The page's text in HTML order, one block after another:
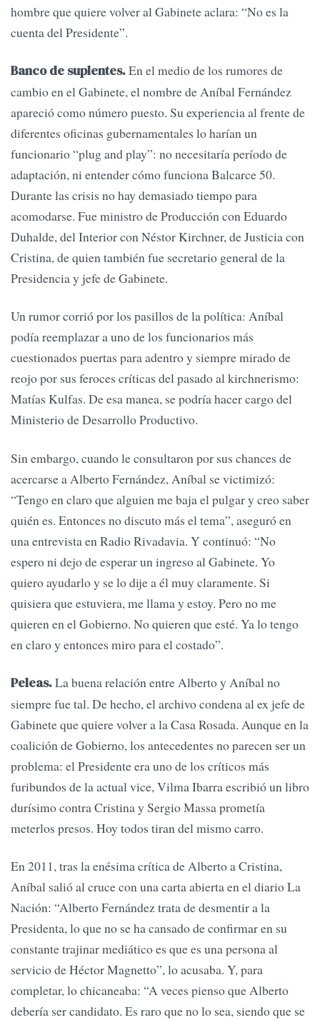
hombre que quiere volver al Gabinete aclara: “No es la
cuenta del Presidente”.
Banco de suplentes.En el medio de los rumores de
cambio en el Gabinete, el nombre de Aníbal Fernández
apareció como número puesto. Su experiencia al frente de
diferentes oficinas gubernamentales lo harían un
funcionario “plug and play”: no necesitaría período de
adaptación, ni entender cómo funciona Balcarce 50.
Durante las crisis no hay demasiado tiempo para
acomodarse. Fue ministro de Producción con Eduardo
Duhalde, del Interior con Néstor Kirchner, de Justicia con
Cristina, de quien también fue secretario general de la
Presidencia y jefe de Gabinete.
Un rumor corrió por los pasillos de la política: Aníbal
podía reemplazar a uno de los funcionarios más
cuestionados puertas para adentro y siempre mirado de
reojo por sus feroces críticas del pasado al kirchnerismo:
Matías Kulfas. De esa manea, se podría hacer cargo del
Ministerio de Desarrollo Productivo.
Sin embargo, cuando le consultaron por sus chances de
acercarse a Alberto Fernández, Aníbal se victimizó:
“Tengo en claro que alguien me baja el pulgar y creo saber
quién es. Entonces no discuto más el tema”, aseguró en
una entrevista en Radio Rivadavia. Y continuó: “No
espero ni dejo de esperar un ingreso al Gabinete. Yo
quiero ayudarlo y se lo dije a él muy claramente. Si
quisiera que estuviera, me llama y estoy. Pero no me
quieren en el Gobierno. No quieren que esté. Ya lo tengo
en claro y entonces miro para el costado”.
Peleas.La buena relación entre Alberto y Aníbal no
siempre fue tal. De hecho, el archivo condena al ex jefe de
Gabinete que quiere volver a la Casa Rosada. Aunque en la
coalición de Gobierno, los antecedentes no parecen ser un
problema: el Presidente era uno de los críticos más
furibundos de la actual vice, Vilma Ibarra escribió un libro
durísimo contra Cristina y Sergio Massa prometía
meterlos presos. Hoy todos tiran del mismo carro.
En 2011, tras la enésima crítica de Alberto a Cristina,
Aníbal salió al cruce con una carta abierta en el diario La
Nación: “Alberto Fernández trata de desmentir a la
Presidenta, lo que no se ha cansado de confirmar en su
constante trajinar mediático es que es una persona al
servicio de Héctor Magnetto”, lo acusaba. Y, para
completar, lo chicaneaba: “A veces pienso que Alberto
debería ser candidato. Es raro que no lo sea, siendo que se